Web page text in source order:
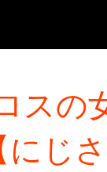
スの
にじ